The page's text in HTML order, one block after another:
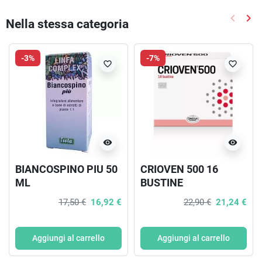
Nella stessa categoria keyboard_arrow_left keyboard_arrow_right
-3%
visibility
favorite_border
BIANCOSPINO PIU 50
ML
17,50 € 16,92 €
Aggiungi al carrello
-7%
visibility
favorite_border
CRIOVEN 500 16
BUSTINE
22,90 € 21,24 €
Aggiungi al carrello